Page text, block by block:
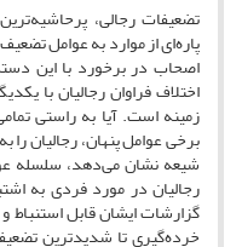
تضعیفات رجالی،
پاره‌ای از موارد به عوامل
اصحاب در برخورد با این
اختلاف فراوان رجالیان با
زمینه است. آیا به راستی
برخی عوامل پنهان، رجالیان
شیعه نشان می‌دهد، سلسله
رجالیان در مورد فردی به
گزارشات ایشان قابل استنباط
خرده‌گیری تا شدیدترین